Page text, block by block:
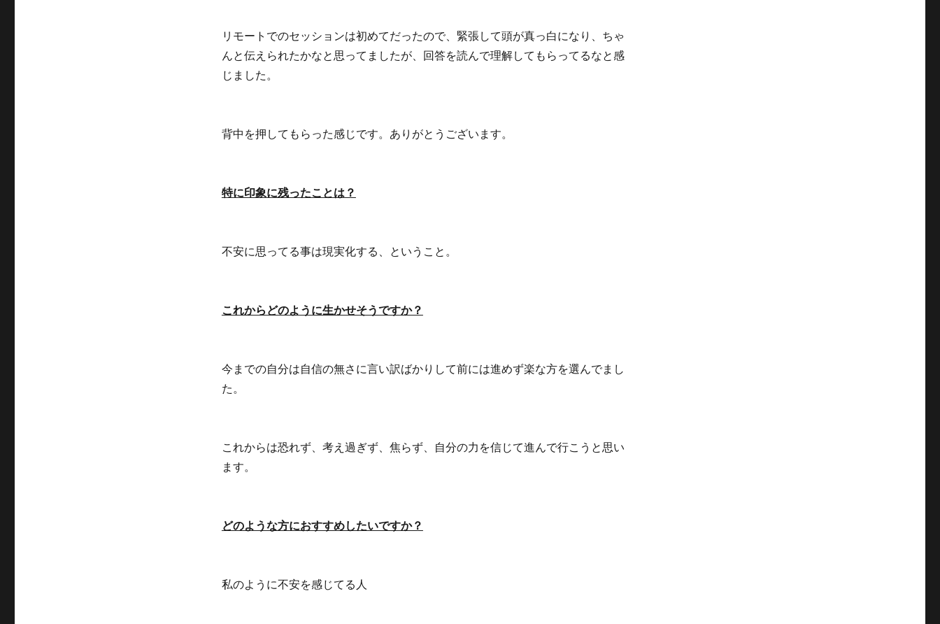
リモートでのセッションは初めてだったので、緊張して頭が真っ白になり、ちゃ
んと伝えられたかなと思ってましたが、回答を読んで理解してもらってるなと感
じました。
背中を押してもらった感じです。ありがとうございます。
特に印象に残ったことは？
不安に思ってる事は現実化する、ということ。
これからどのように生かせそうですか？
今までの自分は自信の無さに言い訳ばかりして前には進めず楽な方を選んでまし
た。
これからは恐れず、考え過ぎず、焦らず、自分の力を信じて進んで行こうと思い
ます。
どのような方におすすめしたいですか？
私のように不安を感じてる人